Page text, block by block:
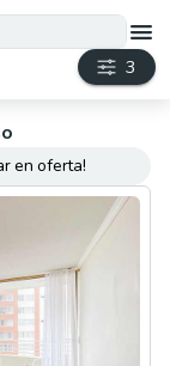
3
en oferta!